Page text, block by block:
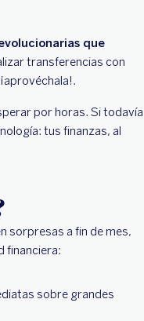
que
transferencias con
por horas. Si todavía
tus finanzas, al
sorpresas a fin de mes,
financiera:
sobre grandes